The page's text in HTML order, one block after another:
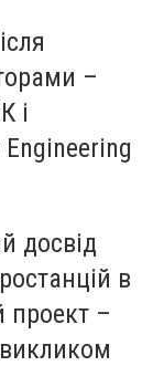
–
і
досвід
в
проект –